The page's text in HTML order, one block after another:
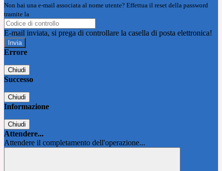
Non hai una e-mail associata al nome utente? Effettua il reset della password
tramite la
E-mail inviata, si prega di controllare la casella di posta elettronica!
Errore
Chiudi
Successo
Chiudi
Informazione
Chiudi
Attendere...
Attendere il completamento dell'operazione...